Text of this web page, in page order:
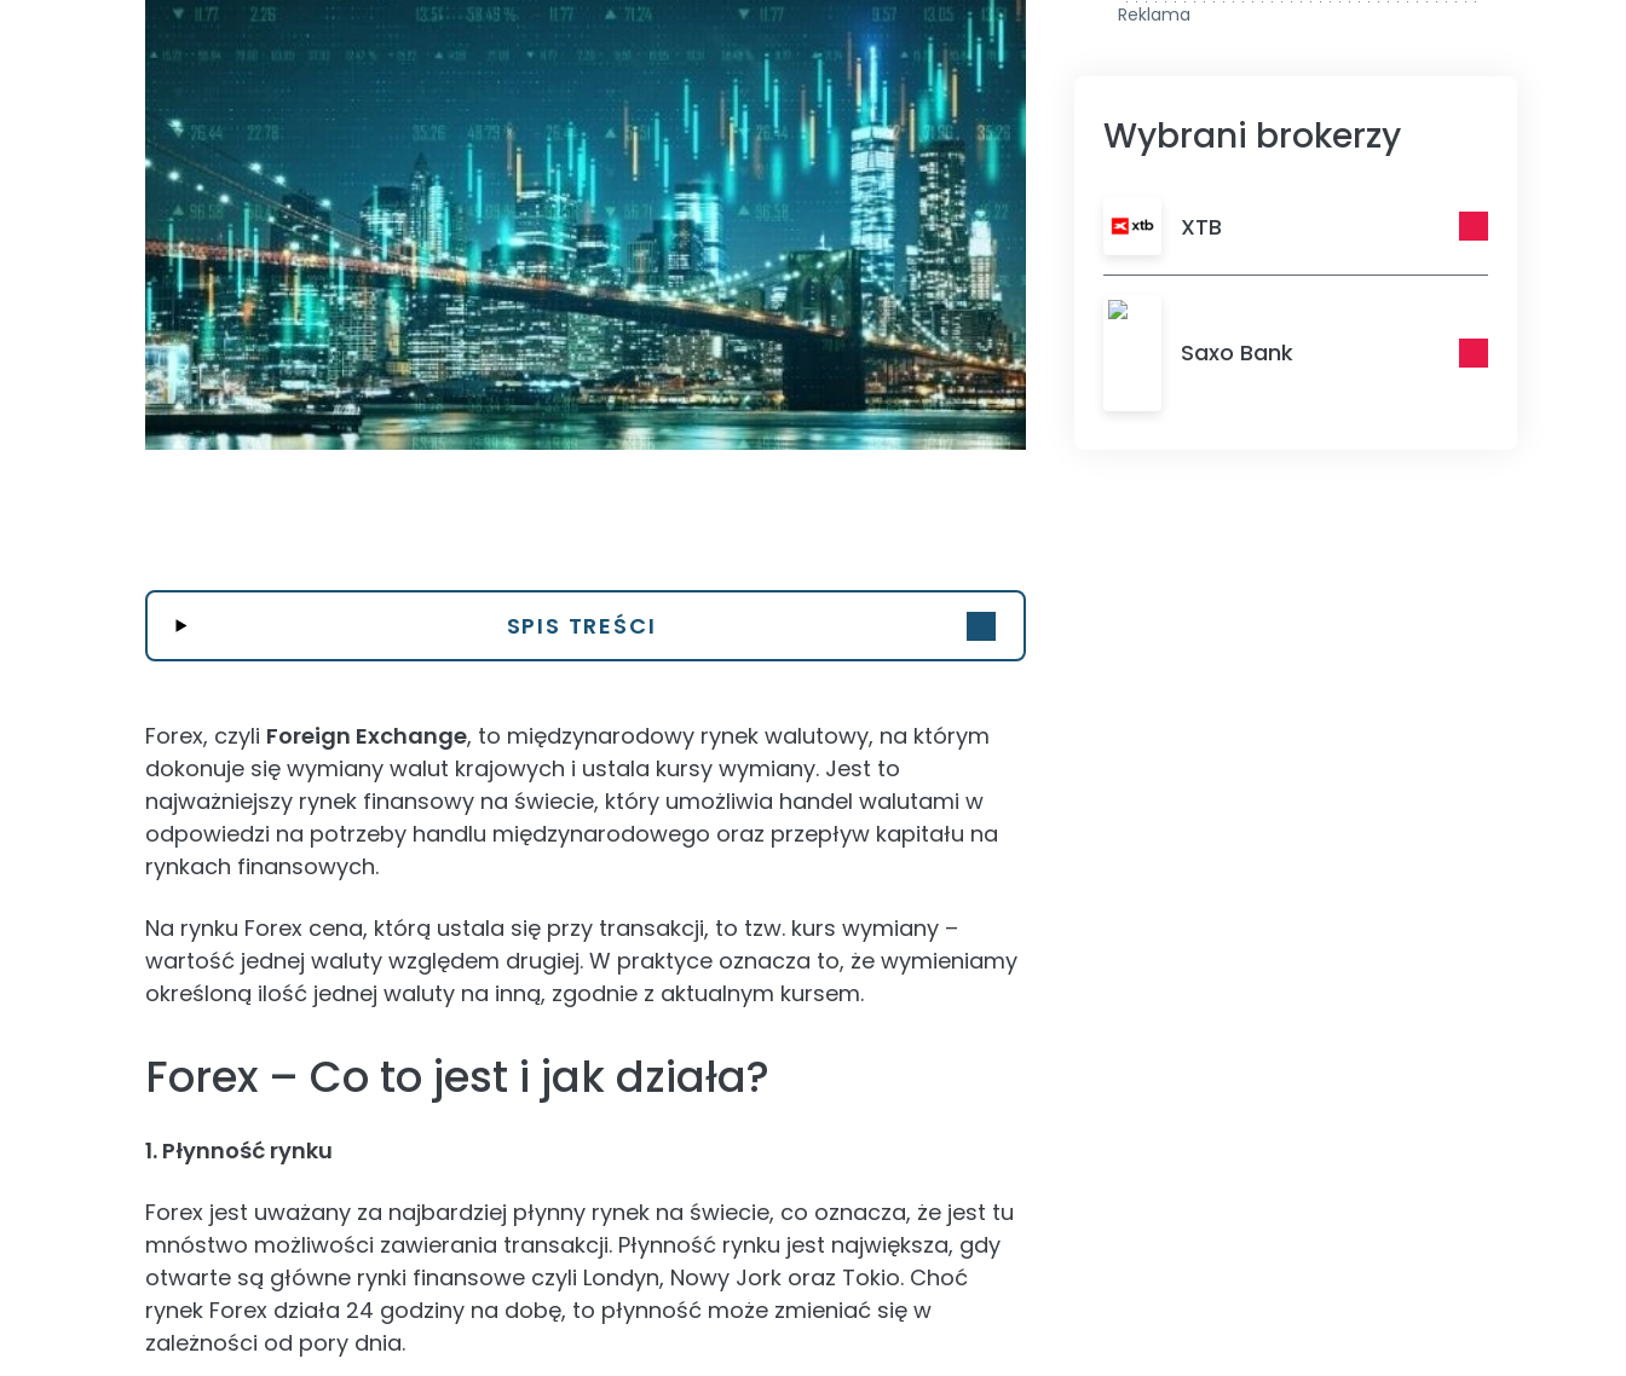
SPIS TREŚCI
Forex, czyli Foreign Exchange, to międzynarodowy rynek walutowy, na którym
dokonuje się wymiany walut krajowych i ustala kursy wymiany. Jest to
najważniejszy rynek finansowy na świecie, który umożliwia handel walutami w
odpowiedzi na potrzeby handlu międzynarodowego oraz przepływ kapitału na
rynkach finansowych.
Na rynku Forex cena, którą ustala się przy transakcji, to tzw. kurs wymiany –
wartość jednej waluty względem drugiej. W praktyce oznacza to, że wymieniamy
określoną ilość jednej waluty na inną, zgodnie z aktualnym kursem.
Forex – Co to jest i jak działa?
1. Płynność rynku
Forex jest uważany za najbardziej płynny rynek na świecie, co oznacza, że jest tu
mnóstwo możliwości zawierania transakcji. Płynność rynku jest największa, gdy
otwarte są główne rynki finansowe czyli Londyn, Nowy Jork oraz Tokio. Choć
rynek Forex działa 24 godziny na dobę, to płynność może zmieniać się w
zależności od pory dnia.
Reklama
Wybrani brokerzy
XTB
Saxo Bank